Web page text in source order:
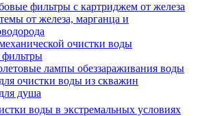
фильтры с картриджем от железа
от железа, марганца и
очистки воды
лампы обеззараживания воды
очистки воды из скважин
душа
воды в экстремальных условиях